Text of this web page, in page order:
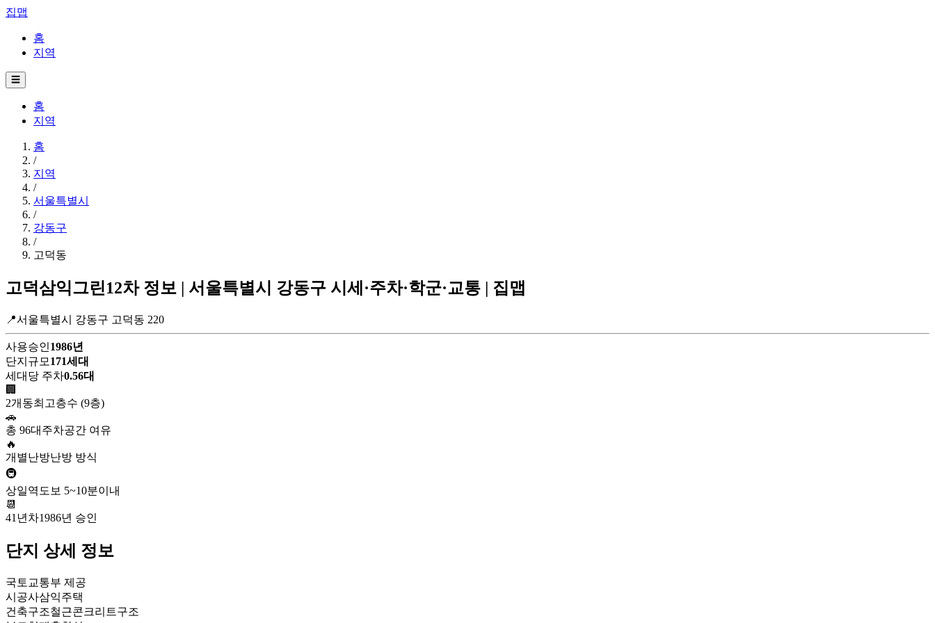
집맵
홈
지역
☰
홈
지역
홈
/
지역
/
서울특별시
/
강동구
/
고덕동
고덕삼익그린12차 정보 | 서울특별시 강동구 시세·주차·학군·교통 | 집맵
📍서울특별시 강동구 고덕동 220
사용승인1986년
단지규모 171세대
세대당 주차0.56대
🏢
2개동최고층수 (9층)
🚗
총 96대 주차공간 여유
🔥
개별난방난방 방식
🚇
상일역 도보 5~10분이내
📆
41년차1986년 승인
단지 상세 정보
국토교통부 제공
시공사삼익주택
건축구조철근콘크리트구조